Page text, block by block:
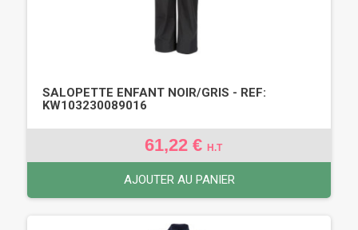
SALOPETTE ENFANT NOIR/GRIS - REF:
KW103230089016
61,22 € H.T
AJOUTER AU PANIER